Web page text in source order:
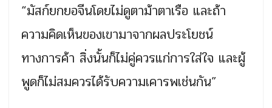
“มัสก์ยกยอจีนโดยไม่ดูตาม้าตาเรือ และถ้า
ความคิดเห็นของเขามาจากผลประโยชน์
ทางการค้า สิ่งนั้นก็ไม่คู่ควรแก่การใส่ใจ และผู้
พูดก็ไม่สมควรได้รับความเคารพเช่นกัน”